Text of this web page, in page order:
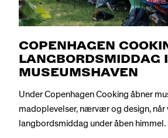
COPENHAGEN
LANGBORDSMIDDAG I
MUSEUMSHAVEN
Under Copenhagen Cooking åbner
madoplevelser, nærvær og design, når
langbordsmiddag under åben himmel.